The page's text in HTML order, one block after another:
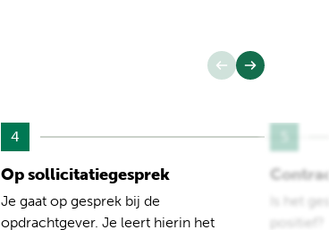
4
Op sollicitatiegesprek
Je gaat op gesprek bij de
opdrachtgever. Je leert hierin het
Is het